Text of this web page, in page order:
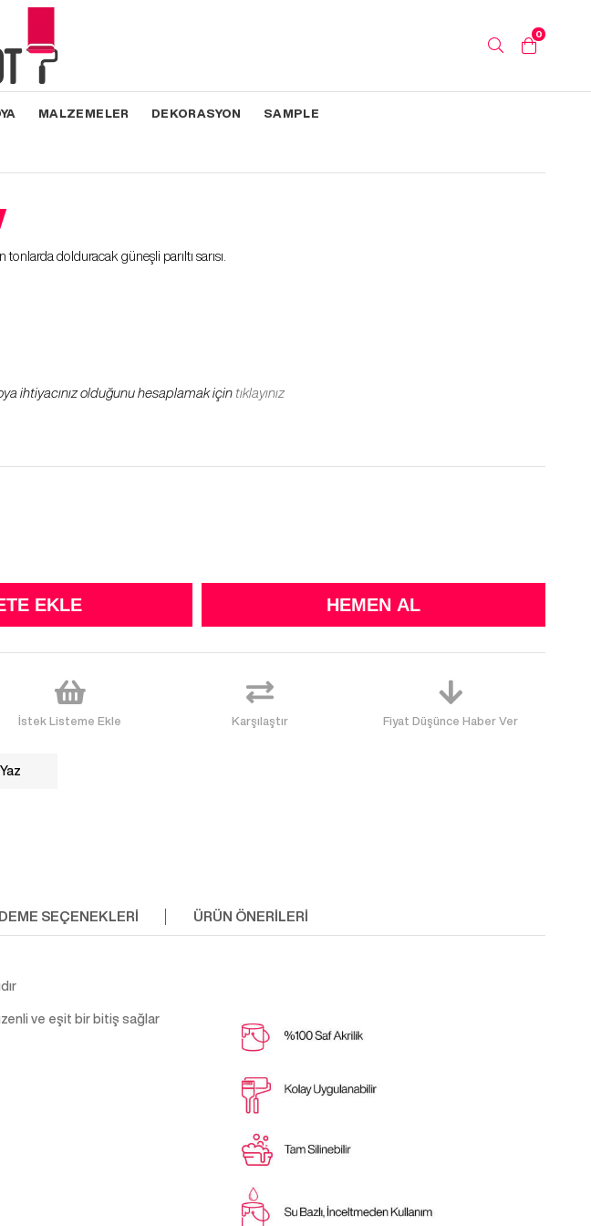
0
MALZEMELER DEKORASYON SAMPLE
tonlarda dolduracak güneşli parıltı sarısı.
ihtiyacınız olduğunu hesaplamak için tıklayınız
İstek Listeme Ekle Karşılaştır Fiyat Düşünce Haber Ver
SEÇENEKLERI ÜRÜN ÖNERILERI
ve eşit bir bitiş sağlar